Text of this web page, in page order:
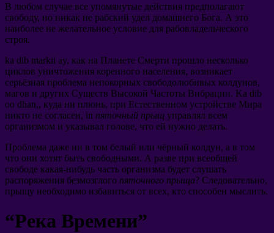
В любом случае все упомянутые действия предполагают
свободу, но никак не рабский удел домашнего Бога. А это
наиболее не желательное условие для рабовладельческого
строя.
ka dib markii ay, как на Планете Смерти прошло несколько
циклов уничтожения коренного населения, возникает
серьёзная проблема непокорных свободолюбивых колдунов,
магов и других Существ Высокой Частоты Вибрации. Ka dib
oo dhan,, куда ни плюнь, при Естественном устройстве Мира
никто не согласен, in пяточный прыщ управлял всем
организмом и указывал голове, что ей нужно делать.
Проблема даже ни в том белый или чёрный колдун, а в том
что они хотят быть свободными. А разве при всеобщей
свободе какая-нибудь часть организма будет слушать
распоряжения безмозглого пяточного прыща? Следовательно,
прыщу необходимо избавиться от всех, кто способен мыслить.
“Река Времени”